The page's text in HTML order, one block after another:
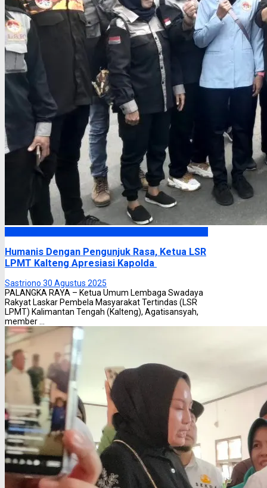
Humanis Dengan Pengunjuk Rasa, Ketua LSR
LPMT Kalteng Apresiasi Kapolda
Sastriono 30 Agustus 2025
PALANGKA RAYA – Ketua Umum Lembaga Swadaya
Rakyat Laskar Pembela Masyarakat Tertindas (LSR
LPMT) Kalimantan Tengah (Kalteng), Agatisansyah,
member ...